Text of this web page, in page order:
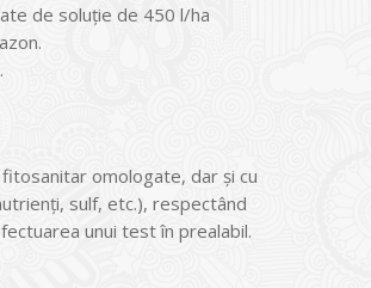
de soluţie de 450 l/ha
omologate, dar şi cu
sulf, etc.), respectând
unui test în prealabil.